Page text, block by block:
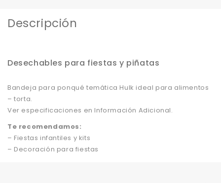
Descripción
Desechables para fiestas y piñatas
Bandeja para ponqué temática Hulk ideal para alimentos
– torta.
Ver especificaciones en Información Adicional.
Te recomendamos:
– Fiestas infantiles y kits
– Decoración para fiestas